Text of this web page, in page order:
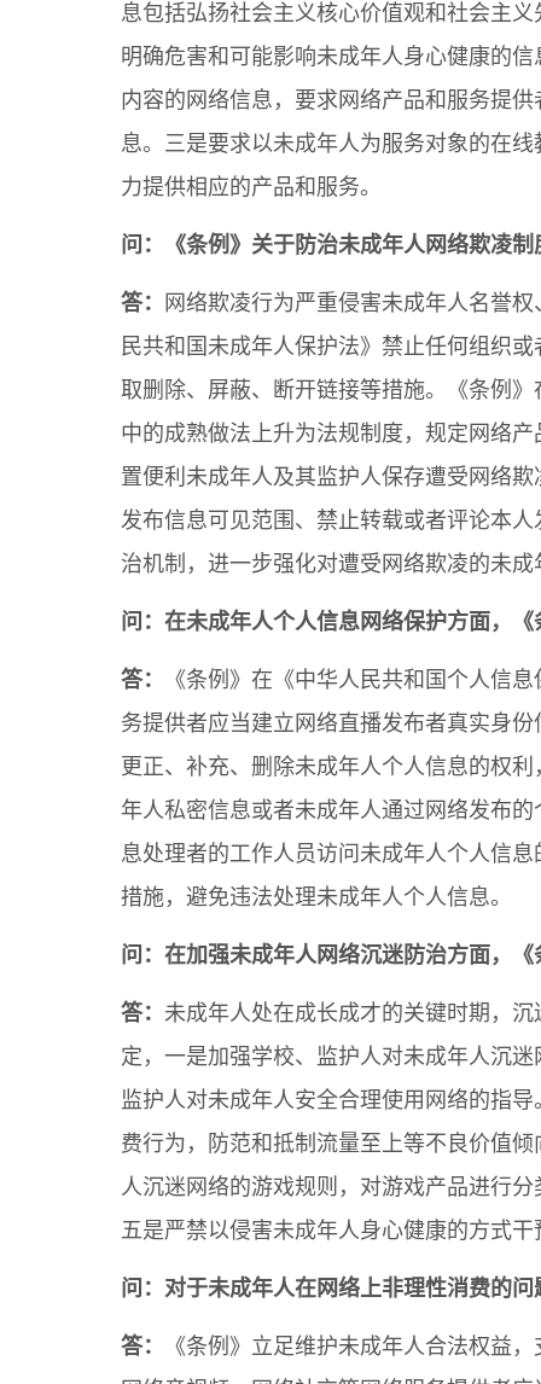
息包括弘扬社会主义核心价值观和社会主
明确危害和可能影响未成年人身心健康的
内容的网络信息，要求网络产品和服务提
息。三是要求以未成年人为服务对象的在
力提供相应的产品和服务。
问：《条例》关于防治未成年人网络欺凌
答：
网络欺凌行为严重侵害未成年人名誉
民共和国未成年人保护法》禁止任何组织
取删除、屏蔽、断开链接等措施。《条例
中的成熟做法上升为法规制度，规定网络
置便利未成年人及其监护人保存遭受网络
发布信息可见范围、禁止转载或者评论本
治机制，进一步强化对遭受网络欺凌的未
问：在未成年人个人信息网络保护方面，
答：
《条例》在《中华人民共和国个人信
务提供者应当建立网络直播发布者真实身
更正、补充、删除未成年人个人信息的权
年人私密信息或者未成年人通过网络发布
息处理者的工作人员访问未成年人个人信
措施，避免违法处理未成年人个人信息。
问：在加强未成年人网络沉迷防治方面，
答： 未成年人处在成长成才的关键时期，
定，一是加强学校、监护人对未成年人沉
监护人对未成年人安全合理使用网络的指
费行为，防范和抵制流量至上等不良价值
人沉迷网络的游戏规则，对游戏产品进行
五是严禁以侵害未成年人身心健康的方式
问：对于未成年人在网络上非理性消费的
答：
《条例》立足维护未成年人合法权益